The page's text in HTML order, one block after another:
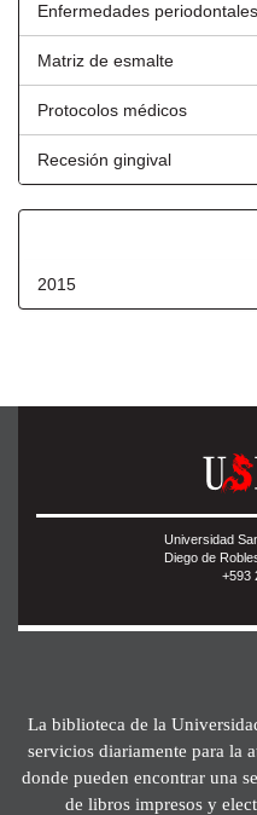
Enfermedades periodontales
Matriz de esmalte
Protocolos médicos
Recesión gingival
2015
Universidad
Diego de
+593
La biblioteca de la
servicios diariamente para la
donde pueden encontrar una
de libros impresos y